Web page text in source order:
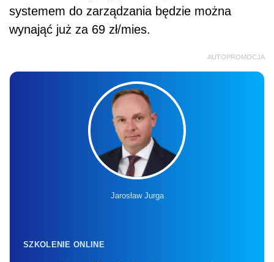
systemem do zarządzania będzie można
wynająć już za 69 zł/mies.
AUTOPROMOCJA
Jarosław Jurga
SZKOLENIE ONLINE